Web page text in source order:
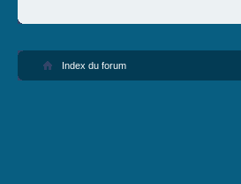
Index du forum